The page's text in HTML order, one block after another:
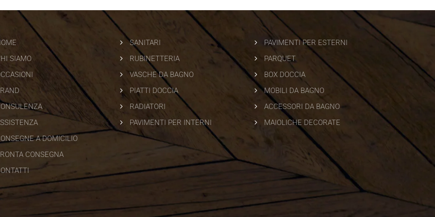
SIAMO
A DOMICILIO
CONSEGNA
5
SANITARI
5
RUBINETTERIA
5
VASCHE DA BAGNO
5
PIATTI DOCCIA
5
RADIATORI
5
PAVIMENTI PER INTERNI
5
PAVIMENTI PER ESTERNI
5
PARQUET
5
BOX DOCCIA
5 MOBILI DA BAGNO
5
ACCESSORI DA BAGNO
5
MAIOLICHE DECORATE